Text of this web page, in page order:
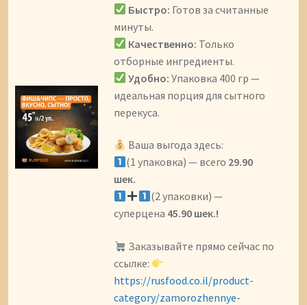
Быстро: Готов за считанные
минуты.
Качественно: Только
отборные ингредиенты.
Удобно: Упаковка 400 гр —
идеальная порция для сытного
перекуса.
Ваша выгода здесь:
(1 упаковка) — всего 29.90
шек.
(2 упаковки) —
суперцена 45.90 шек.!
Заказывайте прямо сейчас по
ссылке:
https://rusfood.co.il/product-
category/zamorozhennye-